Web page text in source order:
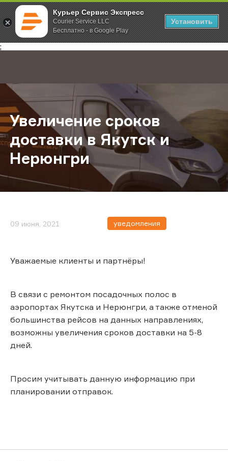
Курьер Сервис Экспресс
Courier Service LLC
Бесплатно - в Google Play
Установить
;
Главная О компании Новости Увеличение сроков доставки в
Увеличение сроков
доставки в Якутск и
Нерюнгри
09 июня, 2021 уведомления
Уважаемые клиенты и партнёры!
В связи с ремонтом посадочных полос в
аэропортах Якутска и Нерюнгри, а также отменой
большинства рейсов на данных направлениях,
возможны увеличения сроков доставки на 5-8
дней.
Просим учитывать данную информацию при
планировании отправок.